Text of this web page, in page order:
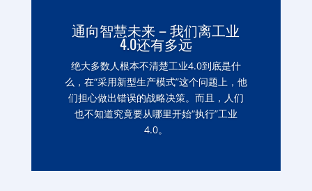
通向智慧未来 – 我们离工业
4.0还有多远
绝大多数人根本不清楚工业4.0到底是什
么，在“采用新型生产模式”这个问题上，他
们担心做出错误的战略决策。而且，人们
也不知道究竟要从哪里开始“执行”工业
4.0。